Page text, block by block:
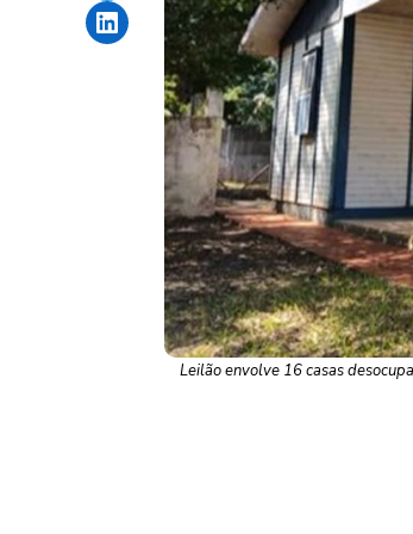
Share on LinkedIn
Leilão envolve 16 casas